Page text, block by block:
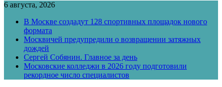
6 августа, 2026
В Москве создадут 128 спортивных площадок нового
формата
Москвичей предупредили о возвращении затяжных
дождей
Сергей Собянин. Главное за день
Московские колледжи в 2026 году подготовили
рекордное число специалистов